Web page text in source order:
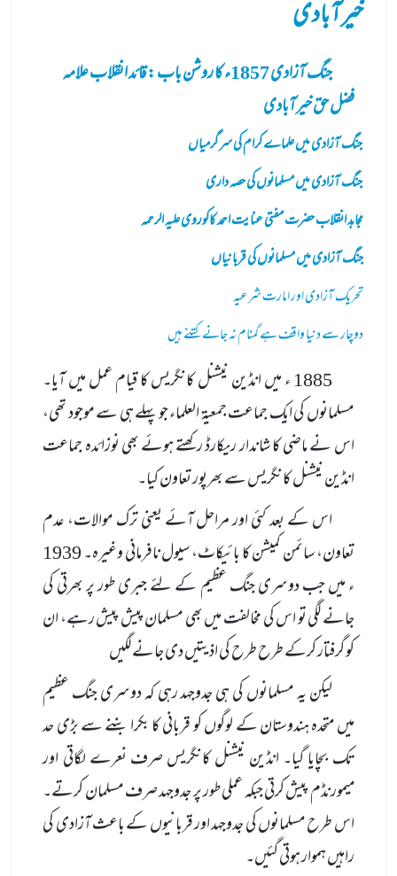
خیرآبادی
جنگ آزادی 1857ء کا روشن باب : قائد انقلاب علامہ
فضل حق خیرآبادی
جنگ آزادی میں علماے کرام کی سرگرمیاں
جنگ آزادی میں مسلمانوں کی حصہ داری
مجاہد انقلاب حضرت مفتی عنایت احمد کاکوروی علیہ الرحمہ
جنگ آزادی میں مسلمانوں کی قربانیاں
تحریک آزادی اور امارت شرعیہ
دوچار سے دنیا واقف ہے گمنام نہ جانے کتنے ہیں
1885 ء میں انڈین نیشنل کانگریس کا قیام عمل میں آیا۔
مسلمانوں کی ایک جماعت جمعیۃ العلماء جو پہلے ہی سے موجود تھی،
اس نے ماضی کا شاندار ریکارڈ رکھتے ہوئے بھی نوزائدہ جماعت
انڈین نیشنل کانگریس سے بھرپور تعاون کیا۔
اس کے بعد کئی اور مراحل آئے یعنی ترک موالات، عدم
تعاون، سائمن کمیشن کا بائیکاٹ، سیول نافرمانی وغیرہ۔ 1939
ء میں جب دوسری جنگ عظیم کے لئے جبری طور پر بھرتی کی
جانے لگی تو اس کی مخالفت میں بھی مسلمان پیش پیش رہے، ان
کو گرفتار کرکے طرح طرح کی اذیتیں دی جانے لگیں
لیکن یہ مسلمانوں کی ہی جدوجہد رہی کہ دوسری جنگ عظیم
میں متحدہ ہندوستان کے لوگوں کو قربانی کا بکرا بننے سے بڑی حد
تک بچایا گیا۔ انڈین نیشنل کانگریس صرف نعرے لگاتی اور
میمورنڈم پیش کرتی جبکہ عملی طور پر جدوجہد صرف مسلمان کرتے۔
اس طرح مسلمانوں کی جدوجہد اور قربانیوں کے باعث آزادی کی
راہیں ہموار ہوتی گئیں۔